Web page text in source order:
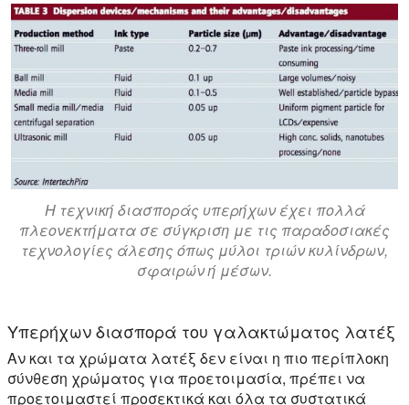
Η τεχνική διασποράς υπερήχων έχει πολλά
πλεονεκτήματα σε σύγκριση με τις παραδοσιακές
τεχνολογίες άλεσης όπως μύλοι τριών κυλίνδρων,
σφαιρών ή μέσων.
Υπερήχων διασπορά του γαλακτώματος λατέξ
Αν και τα χρώματα λατέξ δεν είναι η πιο περίπλοκη
σύνθεση χρώματος για προετοιμασία, πρέπει να
προετοιμαστεί προσεκτικά και όλα τα συστατικά